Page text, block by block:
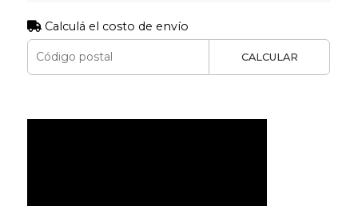
Calculá el costo de envío
CALCULAR